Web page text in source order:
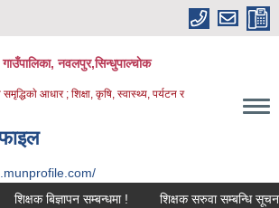
गाउँपालिका, नवलपुर,सिन्धुपाल्चाेक
समृद्धिकाे आधार ; शिक्षा, कृषि, स्वास्थ्य, पर्यटन र
शिक्षक बिज्ञापन सम्बन्धमा ! शिक्षक सरुवा सम्बन्धि सूचना !